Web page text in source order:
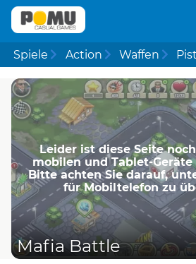
Spiele Action Waffen
Leider ist diese Seite
mobilen und Tablet-
Bitte achten Sie darauf,
für Mobiltelefon zu
Mafia Battle